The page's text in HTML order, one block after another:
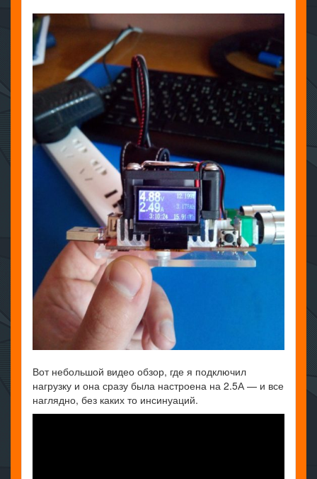
Вот небольшой видео обзор, где я подключил
нагрузку и она сразу была настроена на 2.5А — и все
наглядно, без каких то инсинуаций.